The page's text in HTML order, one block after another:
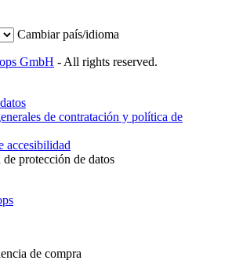
Cambiar país/idioma
GmbH - All rights reserved.
de contratación y política de
accesibilidad
protección de datos
de compra